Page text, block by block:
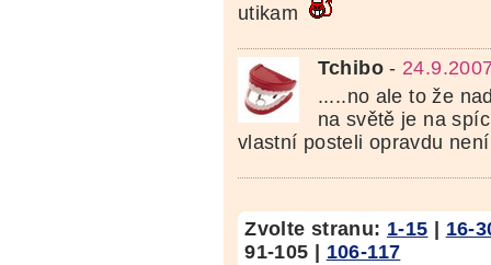
utikam
Tchibo-
.....no ale to že
na světě je na
vlastní posteli opravdu
Zvolte stranu: 1-15
16-
91-105
106-117